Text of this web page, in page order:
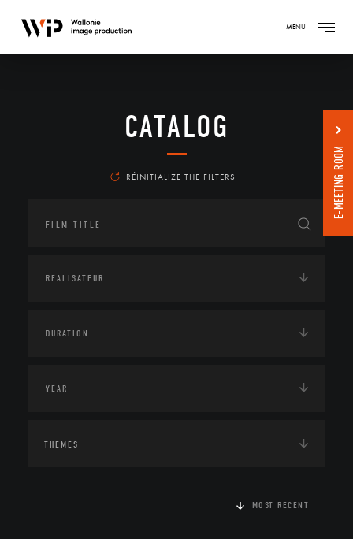
MENU
CATALOG
RÉINITIALIZE THE FILTERS
THEMES
MOST RECENT
E-MEETING ROOM